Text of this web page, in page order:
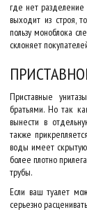
где нет разделение
выходит из строя,
пользу моноблока
склоняет
Приставные
братьями. Но так
вынести в
также
воды имеет скрытую
более плотно
трубы.
Если ваш туалет
серьезно